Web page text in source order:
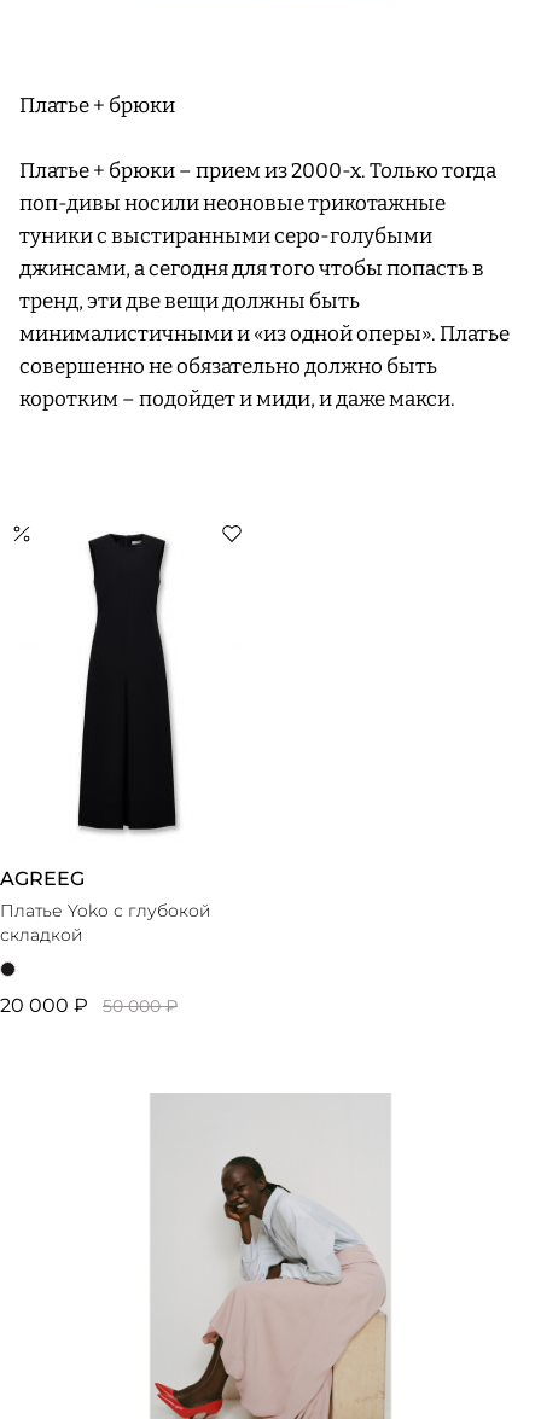
Платье + брюки
Платье + брюки – прием из 2000-х. Только тогда
поп-дивы носили неоновые трикотажные
туники с выстиранными серо-голубыми
джинсами, а сегодня для того чтобы попасть в
тренд, эти две вещи должны быть
минималистичными и ​​«из одной оперы». Платье
совершенно не обязательно должно быть
коротким – подойдет и миди, и даже макси.
AGREEG
Платье Yoko с глубокой
складкой
20 000 ₽ 50 000 ₽